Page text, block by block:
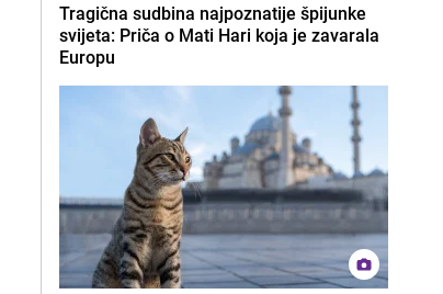
Tragična sudbina najpoznatije špijunke
svijeta: Priča o Mati Hari koja je zavarala
Europu